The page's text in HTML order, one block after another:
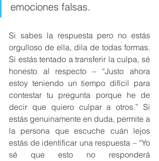
emociones falsas.
Si sabes la respuesta pero no estás
orgulloso de ella, dila de todas formas.
Si estás tentado a transferir la culpa, sé
honesto al respecto – “Justo ahora
estoy teniendo un tiempo difícil para
contestar tu pregunta porque he de
decir que quiero culpar a otros.” Si
estás genuinamente en duda, permite a
la persona que escuche cuán lejos
estás de identificar una respuesta – “Yo
sé que esto no responderá